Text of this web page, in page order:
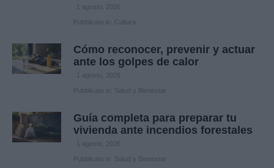
Economía
Internacional
Salud y Bienestar
Gente
Musica
1 agosto, 2026
Pubblicato in: Cultura
Cómo reconocer, prevenir y actuar
ante los golpes de calor
1 agosto, 2026
Pubblicato in: Salud y Bienestar
Guía completa para preparar tu
vivienda ante incendios forestales
1 agosto, 2026
Pubblicato in: Salud y Bienestar